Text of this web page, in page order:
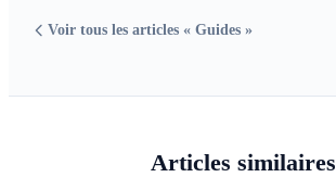
Voir tous les articles « Guides »
Articles similaires